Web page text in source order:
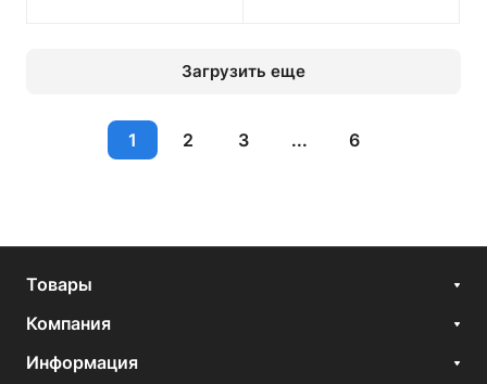
Загрузить еще
1 2 3 ... 6
Товары
Компания
Информация